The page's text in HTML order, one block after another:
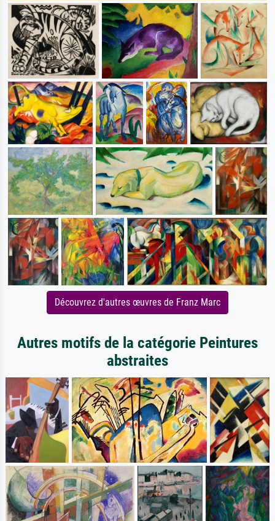
Découvrez d'autres œuvres de Franz Marc
Autres motifs de la catégorie Peintures
abstraites